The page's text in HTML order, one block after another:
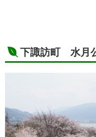
下諏訪町 水月